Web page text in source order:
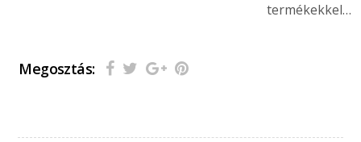
termékekkel…
Megosztás: